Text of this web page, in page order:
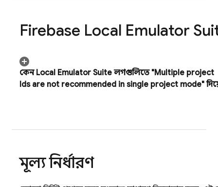
Firebase Local Emulator
কেন Local Emulator Suite লগগুলিতে "Multiple project
Ids are not recommended in single project mode"
মূল্য নির্ধারণ